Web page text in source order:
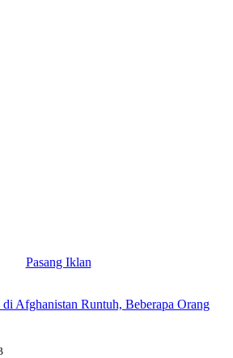
di Afghanistan Runtuh, Beberapa Orang